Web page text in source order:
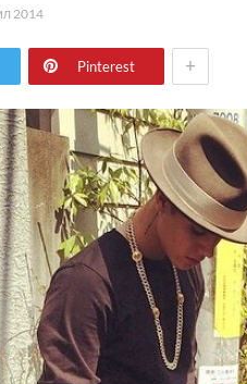
2014
Pinterest +